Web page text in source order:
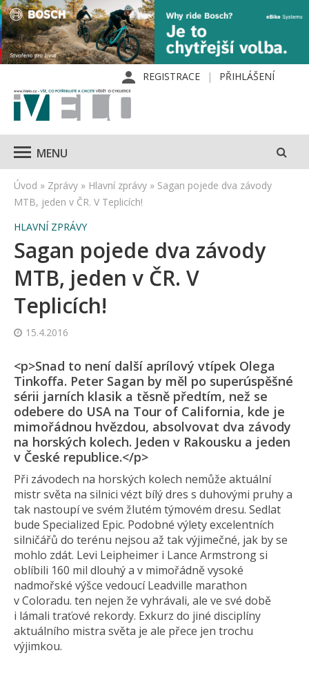
REGISTRACE PŘIHLÁŠENÍ
MENU
Úvod » Zprávy » Hlavní zprávy » Sagan pojede dva závody
MTB, jeden v ČR. V Teplicích!
HLAVNÍ ZPRÁVY
Sagan pojede dva závody
MTB, jeden v ČR. V
Teplicích!
15.4.2016
<p>Snad to není další aprílový vtípek Olega
Tinkoffa. Peter Sagan by měl po superúspěšné
sérii jarních klasik a těsně předtím, než se
odebere do USA na Tour of California, kde je
mimořádnou hvězdou, absolvovat dva závody
na horských kolech. Jeden v Rakousku a jeden
v České republice.</p>
Při závodech na horských kolech nemůže aktuální
mistr světa na silnici vézt bílý dres s duhovými pruhy a
tak nastoupí ve svém žlutém týmovém dresu. Sedlat
bude Specialized Epic. Podobné výlety excelentních
silničářů do terénu nejsou až tak výjimečné, jak by se
mohlo zdát. Levi Leipheimer i Lance Armstrong si
oblíbili 160 mil dlouhý a v mimořádně vysoké
nadmořské výšce vedoucí Leadville marathon
v Coloradu. ten nejen že vyhrávali, ale ve své době
i lámali traťové rekordy. Exkurz do jiné disciplíny
aktuálního mistra světa je ale přece jen trochu
výjimkou.